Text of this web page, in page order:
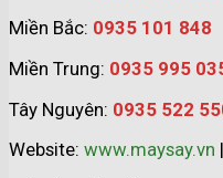
Miền Bắc: 0935 101 848
Miền Trung: 0935 995
Tây Nguyên: 0935 522
Website: www.maysay.vn |